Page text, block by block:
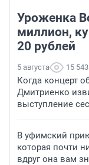
Уроженка
миллион,
20 рублей
5 августа 15 543
Когда концерт
Дмитриенко
выступление
В уфимский
которая почти
вдруг она вам